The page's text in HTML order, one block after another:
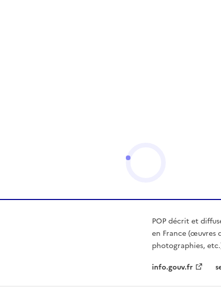
POP décrit et
en France (œuvres
photographies,
info.gouv.fr